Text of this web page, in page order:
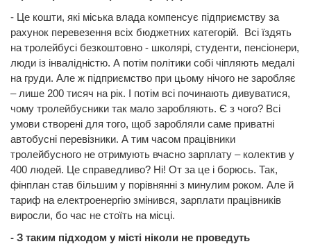
- Це кошти, які міська влада компенсує підприємству за
рахунок перевезення всіх бюджетних категорій. Всі їздять
на тролейбусі безкоштовно - школярі, студенти, пенсіонери,
люди із інвалідністю. А потім політики собі чіпляють медалі
на груди. Але ж підприємство при цьому нічого не заробляє
– лише 200 тисяч на рік. І потім всі починають дивуватися,
чому тролейбусники так мало заробляють. Є з чого? Всі
умови створені для того, щоб заробляли саме приватні
автобусні перевізники. А тим часом працівники
тролейбусного не отримують вчасно зарплату – колектив у
400 людей. Це справедливо? Ні! От за це і борюсь. Так,
фінплан став більшим у порівнянні з минулим роком. Але й
тариф на електроенергію змінився, зарплати працівників
виросли, бо час не стоїть на місці.
- З таким підходом у місті ніколи не проведуть